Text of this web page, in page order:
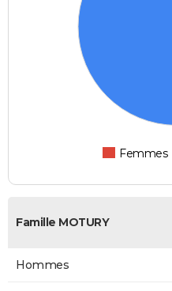
Femmes
Famille MOTURY
Hommes